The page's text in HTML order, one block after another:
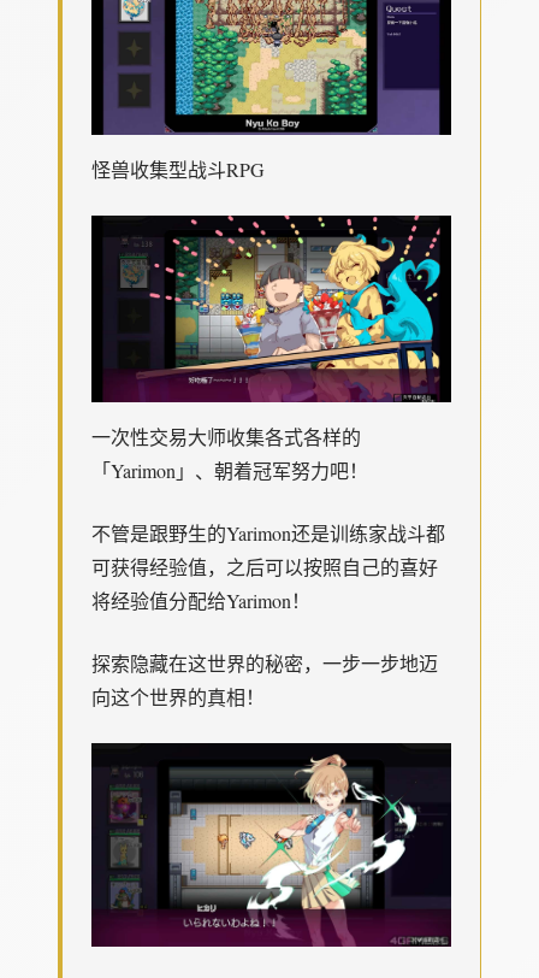
怪兽收集型战斗RPG
一次性交易大师收集各式各样的
「Yarimon」、朝着冠军努力吧！
不管是跟野生的Yarimon还是训练家战斗都
可获得经验值，之后可以按照自己的喜好
将经验值分配给Yarimon！
探索隐藏在这世界的秘密，一步一步地迈
向这个世界的真相！